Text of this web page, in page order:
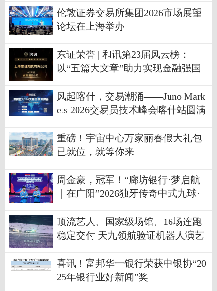
伦敦证券交易所集团2026市场展望
论坛在上海举办
东证荣誉 | 和讯第23届风云榜：
以“五篇大文章”助力实现金融强国
公司
风起喀什，交易潮涌——Juno Mark
ets 2026交易员技术峰会喀什站圆满
重磅！宇宙中心万家丽春假大礼包
已就位，就等你来
周金豪，冠军！“廊坊银行·梦启航
｜在广阳”2026独牙传奇中式九球·
顶流艺人、国家级场馆、16场连跑
稳定交付 天九领航验证机器人演艺
喜讯！富邦华一银行荣获中银协“20
25年银行业好新闻”奖